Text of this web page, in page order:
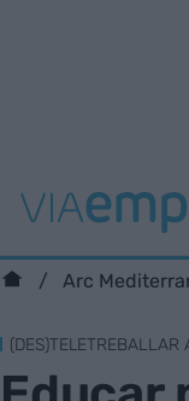
Arc
(DES)TELETREBALLAR